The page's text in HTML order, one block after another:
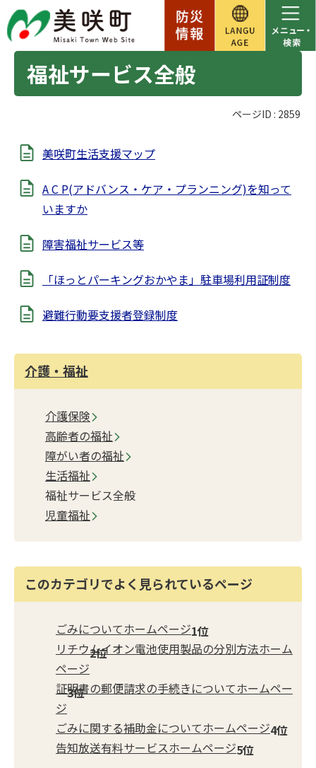
福祉サービス全般
ページID : 2859
美咲町生活支援マップ
A C P(アドバンス・ケア・プランニング)を知って
いますか
障害福祉サービス等
「ほっとパーキングおかやま」駐車場利用証制度
避難行動要支援者登録制度
介護・福祉
介護保険
高齢者の福祉
障がい者の福祉
生活福祉
福祉サービス全般
児童福祉
このカテゴリでよく見られているページ
ごみについてホームページ
リチウムイオン電池使用製品の分別方法ホーム
ページ
証明書の郵便請求の手続きについてホームペー
ジ
ごみに関する補助金についてホームページ
告知放送有料サービスホームページ